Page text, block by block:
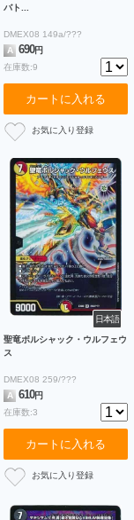
バト...
DMEX08 149a/???
A
690円
在庫数:9
カートに入れる
日本語
聖竜ボルシャック・ウルフェウ
ス
DMEX08 259/???
A
610円
在庫数:3
カートに入れる